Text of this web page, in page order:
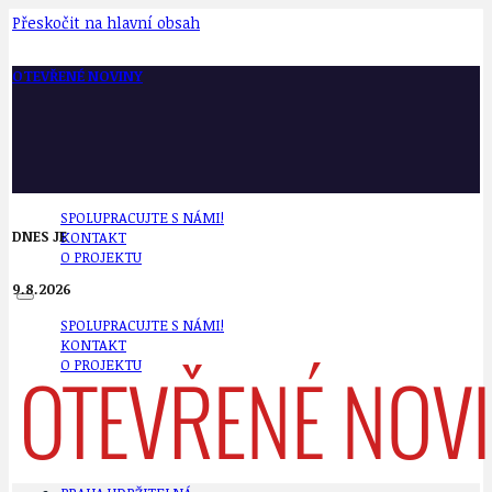
Přeskočit na hlavní obsah
OTEVŘENÉ NOVINY
SPOLUPRACUJTE S NÁMI!
KONTAKT
O PROJEKTU
SPOLUPRACUJTE S NÁMI!
KONTAKT
O PROJEKTU
DNES JE
9.8.2026